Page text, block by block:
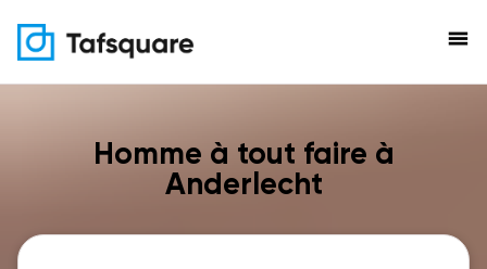
menu
Homme à tout faire à
Anderlecht